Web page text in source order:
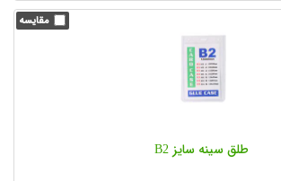
طلق سینه سایز B2